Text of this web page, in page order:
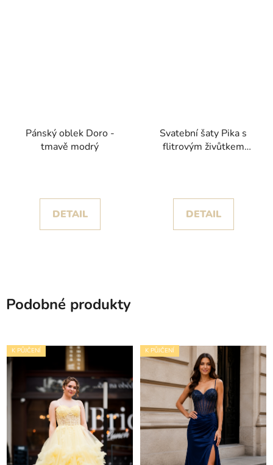
Pánský oblek Doro -
tmavě modrý
DETAIL
Svatební šaty Pika s
flitrovým živůtkem
DETAIL
Podobné produkty
K PŮJČENÍ K PŮJČENÍ